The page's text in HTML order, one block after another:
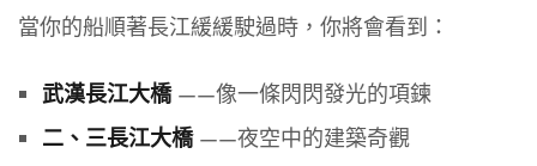
當你的船順著長江緩緩駛過時，你將會看到：
武漢長江大橋——像一條閃閃發光的項鍊
二、三長江大橋——夜空中的建築奇觀